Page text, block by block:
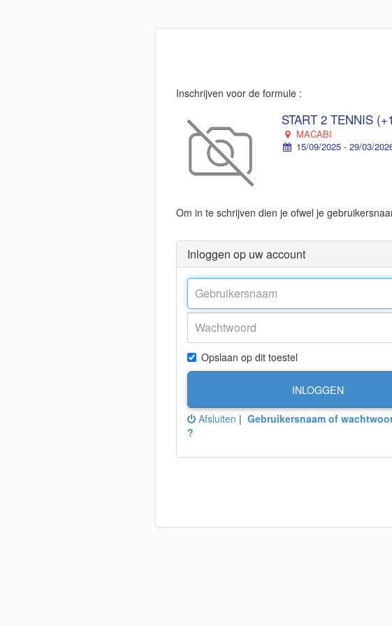
Inschrijven voor de formule :
START 2 TENNIS
MACABI
15/09/2025 - 29/03/
Om in te schrijven dien je ofwel je
Inloggen op uw account
Opslaan op dit toestel
INLOGGEN
Afsluiten | Gebruikersnaam of
?